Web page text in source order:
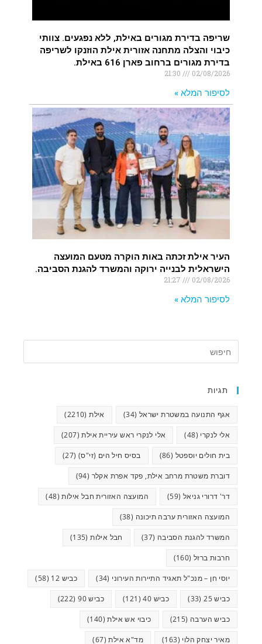
שריפה בדירת מגורים באילת, ללא נפגעים. צוותי
כיבוי והצלה מתחנה אזורית אילת הוזנקו לשריפה
בדירת מגורים ברחוב פארן 616 באילת.
02/08/2026
לסיפור המלא »
העיר אילת זכתה באות הוקרה מטעם המועצה
הישראלית לבנייה ירוקה והמשרד להגנת הסביבה.
02/08/2026
לסיפור המלא »
תגיות
אגף התנועה במשטרת ישראל (34) אילת(2210)
אלי לנקרי (48) אלי לנקרי ראש עיריית אילת(207)
בית חולים יוספטל (86) בסיס חיל הים (זי"ס) (27)
דוברת משטרת מרחב אילת, פקד אפרת אקלר (94)
דר' דרורי גניאל (59) המועצה האזורית חבל אילות(48)
המועצה האזורית ערבה תיכונה (38)
המשרד להגנת הסביבה (37) חבל אילות(135)
חרבות ברזל (160)
יוסי חן – מנכ"ל תאגיד התיירות העירוני (34) כביש 12 (58)
כביש 25 (33) כביש 40 (121) כביש 90 (222)
כביש הערבה (215) כיבוי אש אילת(140)
מאיר יצחק הלוי (163) מד"א אילת(67)